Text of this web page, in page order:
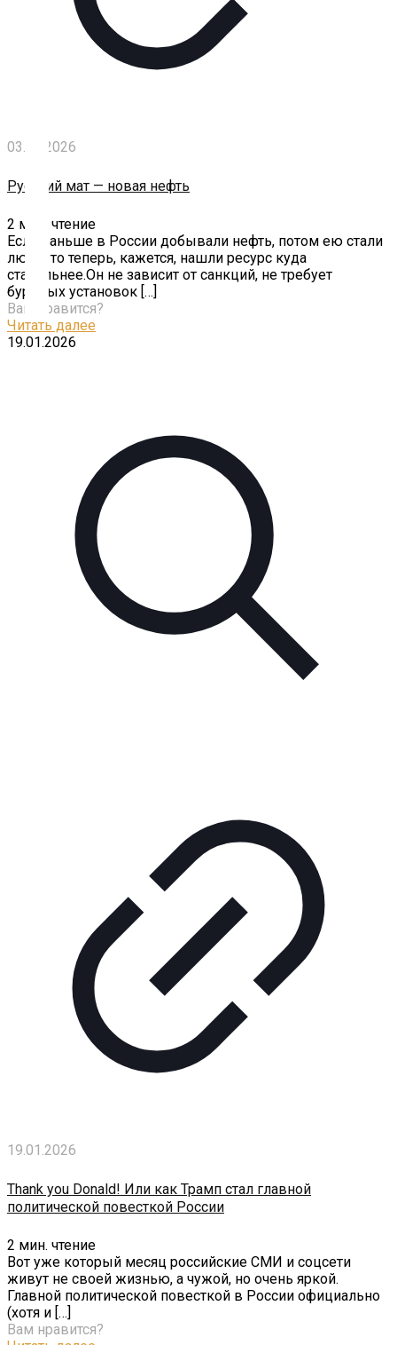
Слово
читателя
Помощь
Контакты
03.04.2026
Русский мат — новая нефть
2 мин. чтение
Если раньше в России добывали нефть, потом ею стали
люди, то теперь, кажется, нашли ресурс куда
стабильнее.Он не зависит от санкций, не требует
буровых установок […]
Вам нравится?
Читать далее
19.01.2026
19.01.2026
Thank you Donald! Или как Трамп стал главной
политической повесткой России
2 мин. чтение
Вот уже который месяц российские СМИ и соцсети
живут не своей жизнью, а чужой, но очень яркой.
Главной политической повесткой в России официально
(хотя и […]
Вам нравится?